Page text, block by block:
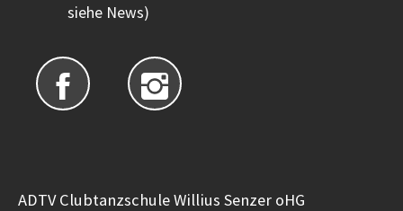
siehe News)
ADTV Clubtanzschule Willius Senzer oHG